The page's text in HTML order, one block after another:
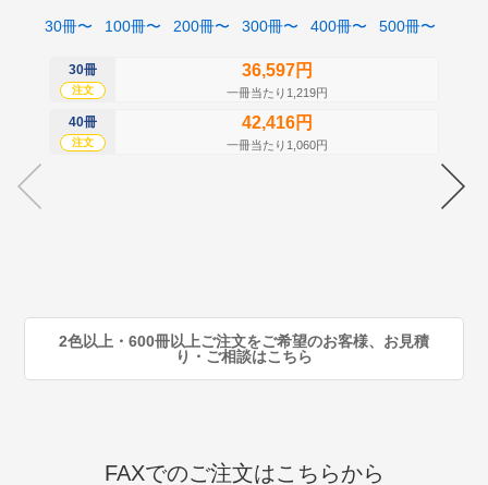
30冊〜 100冊〜 200冊〜 300冊〜 400冊〜 500冊〜
30冊
注文
36,597円
一冊当たり1,219円
40冊
注文
42,416円
一冊当たり1,060円
2色以上・600冊以上ご注文をご希望のお客様、お見積
り・ご相談はこちら
FAXでのご注文はこちらから